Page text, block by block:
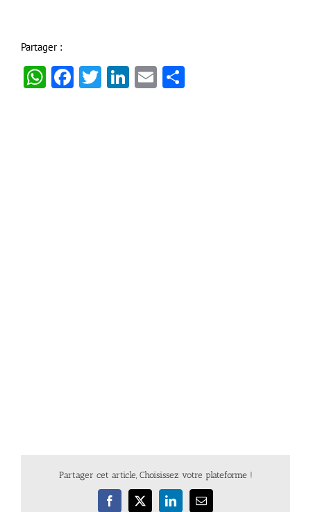
Partager :
WhatsApp
Facebook
Twitter
LinkedIn
Email
Partager cet article, Choisissez votre plateforme !
Facebook
X LinkedInEmail